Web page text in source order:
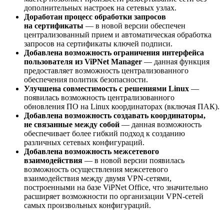
дополнительных настроек на сетевых узлах.
Доработан процесс обработки запросов
на сертификаты — в новой версии обеспечен
централизованный прием и автоматическая обработка
запросов на сертификаты ключей подписи.
Добавлена возможность ограничения интерфейса
пользователя из ViPNet Manager — данная функция
предоставляет возможность централизованного
обеспечения политик безопасности.
Улучшена совместимость с решениями Linux —
появилась возможность централизованного
обновления ПО на Linux координаторах (включая ПАК).
Добавлена возможность создавать координаторы,
не связанные между собой — данная возможность
обеспечивает более гибкий подход к созданию
различных сетевых конфигураций.
Добавлена возможность межсетевого
взаимодействия — в новой версии появилась
возможность осуществления межсетевого
взаимодействия между двумя VPN-сетями,
построенными на базе ViPNet Office, что значительно
расширяет возможности по организации VPN-сетей
самых произвольных конфигураций.